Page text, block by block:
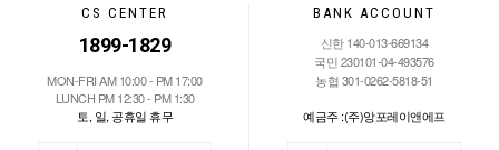
CS CENTER
1899-1829
MON-FRI AM 10:00 - PM 17:00
LUNCH PM 12:30 - PM 1:30
토, 일, 공휴일 휴무
BANK ACCOUNT
신한 140-013-669134
국민 230101-04-493576
농협 301-0262-5818-51
예금주 :(주)앙포레이앤에프